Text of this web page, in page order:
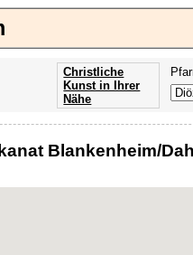
Christliche
Kunst in Ihrer
Nähe
Blankenheim/